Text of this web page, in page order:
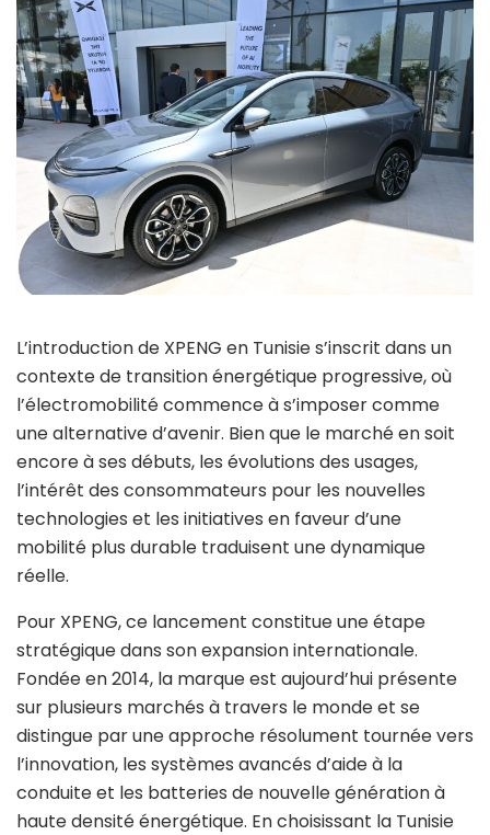
L’introduction de XPENG en Tunisie s’inscrit dans un
contexte de transition énergétique progressive, où
l’électromobilité commence à s’imposer comme
une alternative d’avenir. Bien que le marché en soit
encore à ses débuts, les évolutions des usages,
l’intérêt des consommateurs pour les nouvelles
technologies et les initiatives en faveur d’une
mobilité plus durable traduisent une dynamique
réelle.
Pour XPENG, ce lancement constitue une étape
stratégique dans son expansion internationale.
Fondée en 2014, la marque est aujourd’hui présente
sur plusieurs marchés à travers le monde et se
distingue par une approche résolument tournée vers
l’innovation, les systèmes avancés d’aide à la
conduite et les batteries de nouvelle génération à
haute densité énergétique. En choisissant la Tunisie